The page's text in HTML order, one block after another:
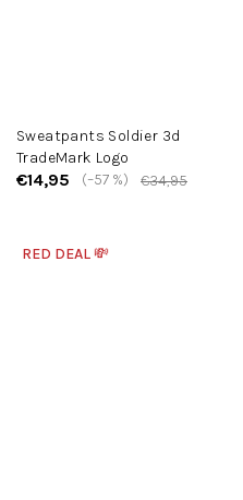
Sweatpants Soldier 3d
TradeMark Logo
€14,95 €34,95
(–57 %)
RED DEAL 💸